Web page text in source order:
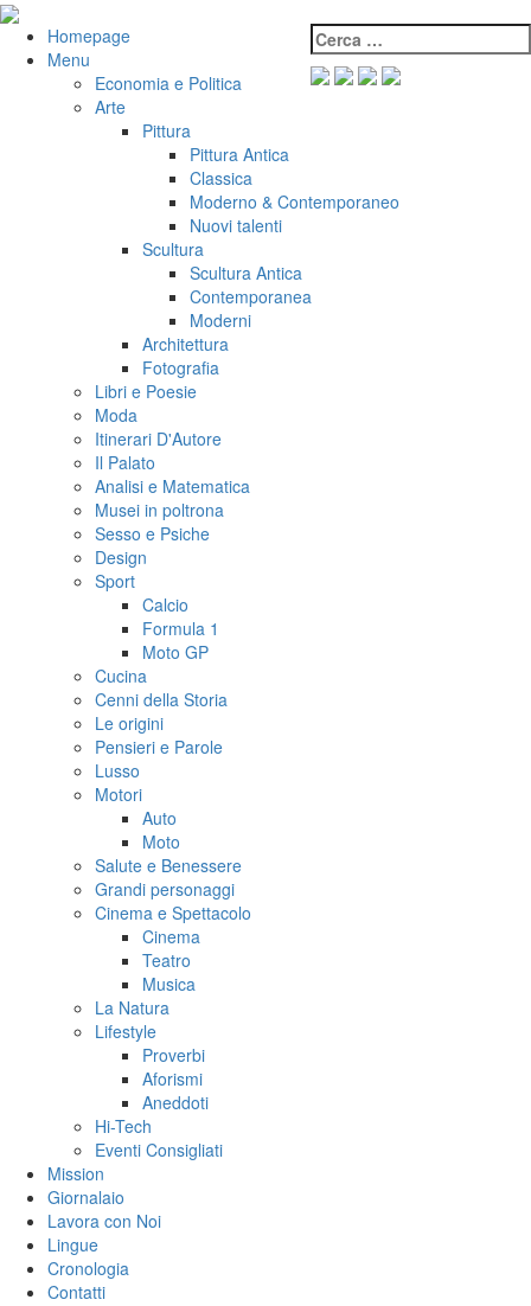
Salta
contenuto
VeniVidiVici Cerca:
Homepage
Menu
Economia e Politica
Arte
Pittura
Pittura Antica
Classica
Moderno & Contemporaneo
Nuovi talenti
Scultura
Scultura Antica
Contemporanea
Moderni
Architettura
Fotografia
Libri e Poesie
Moda
Itinerari D'Autore
Il Palato
Analisi e Matematica
Musei in poltrona
Sesso e Psiche
Design
Sport
Calcio
Formula 1
Moto GP
Cucina
Cenni della Storia
Le origini
Pensieri e Parole
Lusso
Motori
Auto
Moto
Salute e Benessere
Grandi personaggi
Cinema e Spettacolo
Cinema
Teatro
Musica
La Natura
Lifestyle
Proverbi
Aforismi
Aneddoti
Hi-Tech
Eventi Consigliati
Mission
Giornalaio
Lavora con Noi
Lingue
Cronologia
Contatti